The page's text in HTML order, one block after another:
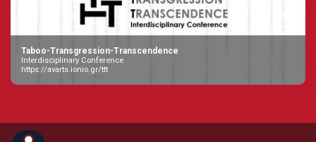
Taboo-Transgression-Transcendence
Interdisciplinary Conference
https://avarts.ionio.gr/ttt